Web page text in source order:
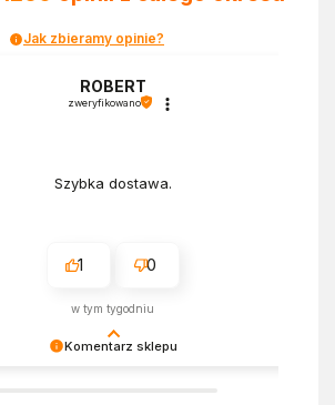
Jak zbieramy opinie?
Komentarz sklepu
ROBERT
zweryfikowano
Szybka dostawa.
1 0
w tym tygodniu